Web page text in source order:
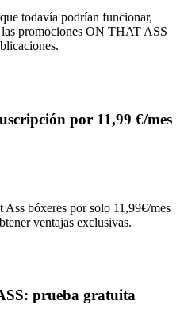
todavía podrían funcionar,
las promociones ON THAT ASS
por 11,99 €/mes
bóxeres por solo 11,99€/mes
ventajas exclusivas.
prueba gratuita